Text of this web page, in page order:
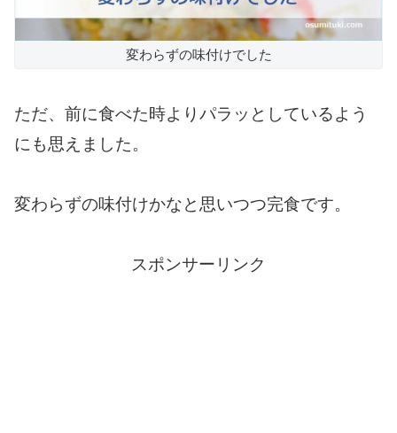
変わらずの味付けでした
ただ、前に食べた時よりパラッとしているよう
にも思えました。
変わらずの味付けかなと思いつつ完食です。
スポンサーリンク